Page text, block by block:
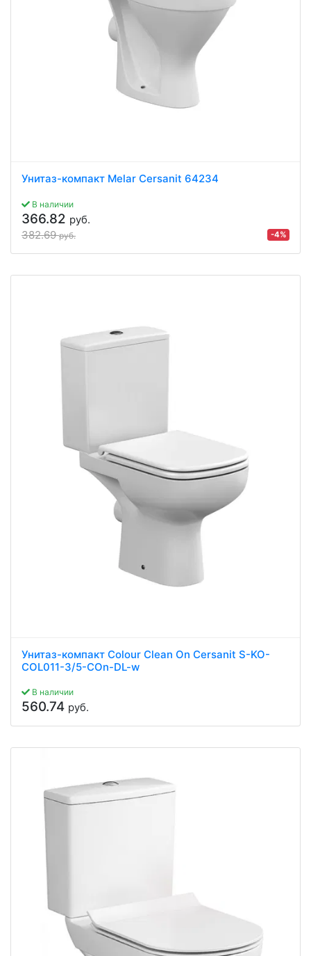
Унитаз-компакт Melar Cersanit 64234
В наличии
366.82 руб.
382.69руб. -4%
Унитаз-компакт Colour Clean On Cersanit S-KO-
COL011-3/5-COn-DL-w
В наличии
560.74 руб.